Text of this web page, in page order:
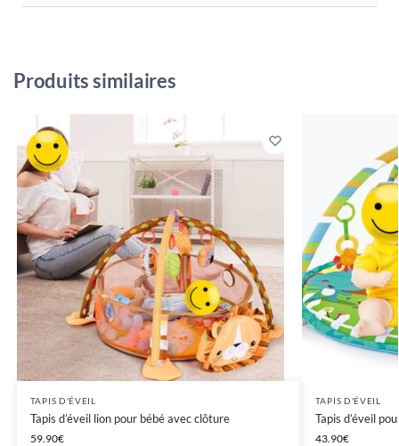
Produits similaires
TAPIS D'ÉVEIL
Tapis d’éveil lion pour bébé avec clôture
59.90€
TAPIS D'ÉVEIL
Tapis d’éveil
43.90€